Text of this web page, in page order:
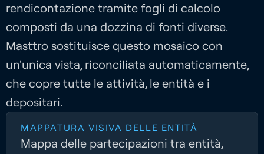
rendicontazione tramite fogli di calcolo
composti da una dozzina di fonti diverse.
Masttro sostituisce questo mosaico con
un'unica vista, riconciliata automaticamente,
che copre tutte le attività, le entità e i
depositari.
MAPPATURA VISIVA DELLE ENTITÀ
Mappa delle partecipazioni tra entità,